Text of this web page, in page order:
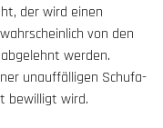
der wird einen
von den
werden.
unauffälligen Schufa-
bewilligt wird.